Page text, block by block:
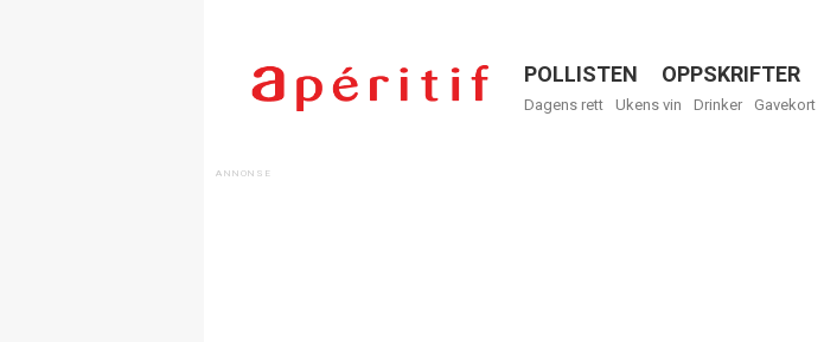
Menu
POLLISTEN OPPSKRIFTER
Dagens rett Ukens vin Drinker Gavekort